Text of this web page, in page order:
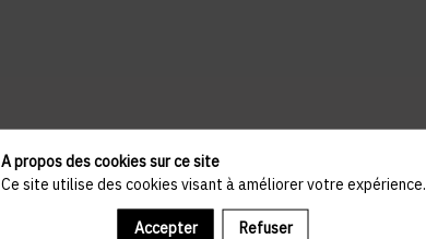
A propos des cookies sur ce site
Ce site utilise des cookies visant à améliorer votre expérience.
Accepter Refuser